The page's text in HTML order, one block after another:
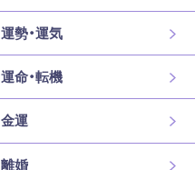
運勢・運気
運命・転機
金運
離婚